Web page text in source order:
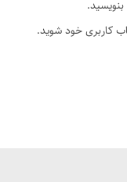
کاربری خود شوید.